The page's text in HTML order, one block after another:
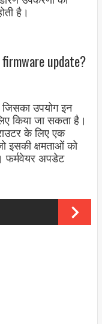
है।
update?
उपयोग इन
किया जा सकता है।
के लिए एक
इसकी क्षमताओं को
फर्मवेयर अपडेट